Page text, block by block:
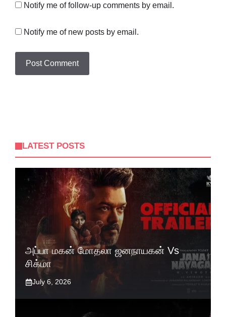
Notify me of follow-up comments by email.
Notify me of new posts by email.
LATEST POSTS
அப்பா மகன் மோதலா ஜனநாயகன் Vs
சிக்மா
July 6, 2026